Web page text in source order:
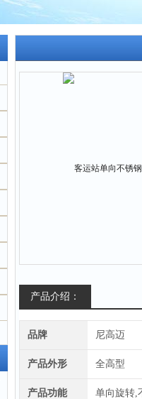
产品介绍：
品牌 尼高迈
产品外形 全高型
产品功能 单向旋转,